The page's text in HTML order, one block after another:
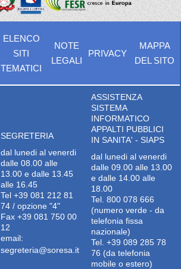
ELENCO
SITI
TEMATICI
NOTE
LEGALI
PRIVACY
MAPPA
DEL SITO
SEGRETERIA
dal lunedi al venerdi
dalle 08.00 alle
13.00 e dalle 13.45
alle 16.45
Tel +39 081 212 81
74 / opzione "4"
Fax +39 081 750 00
12
email:
segreteria@soresa.it
ASSISTENZA
SISTEMA
INFORMATICO
APPALTI PUBBLICI
IN SANITA' - SIAPS
dal lunedi al venerdi
dalle 09.00 alle 13.00
e dalle 14.00 alle
18.00
Tel. 800 078 666
(numero verde - da
telefonia fissa
nazionale)
Tel. +39 089 285 78
76 (da telefonia
mobile o estero)